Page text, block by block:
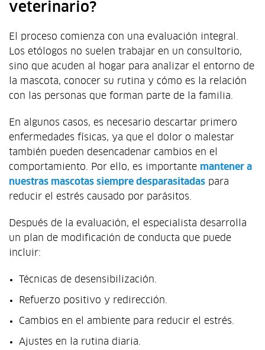
veterinario?
El proceso comienza con una evaluación integral.
Los etólogos no suelen trabajar en un consultorio,
sino que acuden al hogar para analizar el entorno de
la mascota, conocer su rutina y cómo es la relación
con las personas que forman parte de la familia.
En algunos casos, es necesario descartar primero
enfermedades físicas, ya que el dolor o malestar
también pueden desencadenar cambios en el
comportamiento. Por ello, es importante mantener a
nuestras mascotas siempre desparasitadas para
reducir el estrés causado por parásitos.
Después de la evaluación, el especialista desarrolla
un plan de modificación de conducta que puede
incluir:
Técnicas de desensibilización.
Refuerzo positivo y redirección.
Cambios en el ambiente para reducir el estrés.
Ajustes en la rutina diaria.